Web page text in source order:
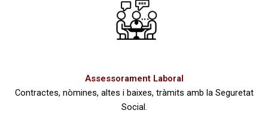
Assessorament Laboral
Contractes, nòmines, altes i baixes, tràmits amb la Seguretat
Social.